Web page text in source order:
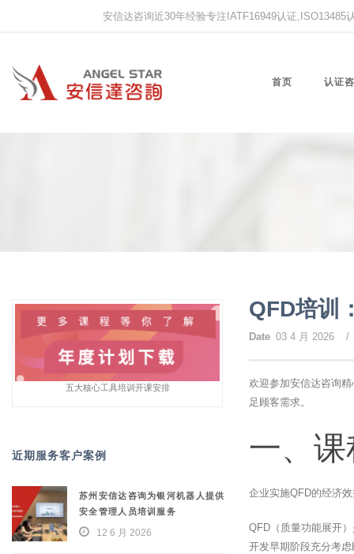
安信达咨询近30年经验专注IATF16949认证
首页 认证
QFD培训
Date 03 4 月 2026 /
欢迎参加安信达咨询
足顾客需求。
一、
企业实施QFD的经济
QFD（质量功能展开
开发早期阶段充分考
五大核心工具培训开课安排
近期服务客户案例
苏州安信达咨询为银河机器人提供
安全管理人员培训服务
12 6 月 2026